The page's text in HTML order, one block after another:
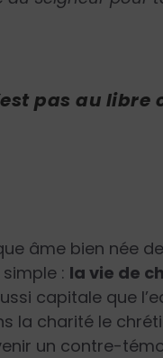
pas au libre
âme bien née
: la vie de
capitale que
la charité le
un contre-